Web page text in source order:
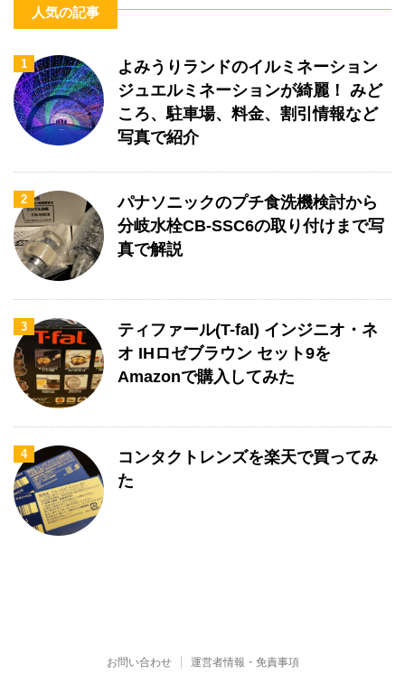
人気の記事
1
よみうりランドのイルミネーション
ジュエルミネーションが綺麗！ みど
ころ、駐車場、料金、割引情報など
写真で紹介
2
パナソニックのプチ食洗機検討から
分岐水栓CB-SSC6の取り付けまで写
真で解説
3
ティファール(T-fal) インジニオ・ネ
オ IHロゼブラウン セット9を
Amazonで購入してみた
4
コンタクトレンズを楽天で買ってみ
た
お問い合わせ 運営者情報・免責事項